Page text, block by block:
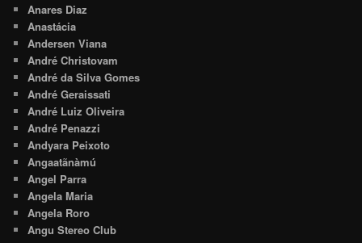
Anares Diaz
Anastácia
Andersen Viana
André Christovam
André da Silva Gomes
André Geraissati
André Luiz Oliveira
André Penazzi
Andyara Peixoto
Angaatãnàmú
Angel Parra
Angela Maria
Angela Roro
Angu Stereo Club